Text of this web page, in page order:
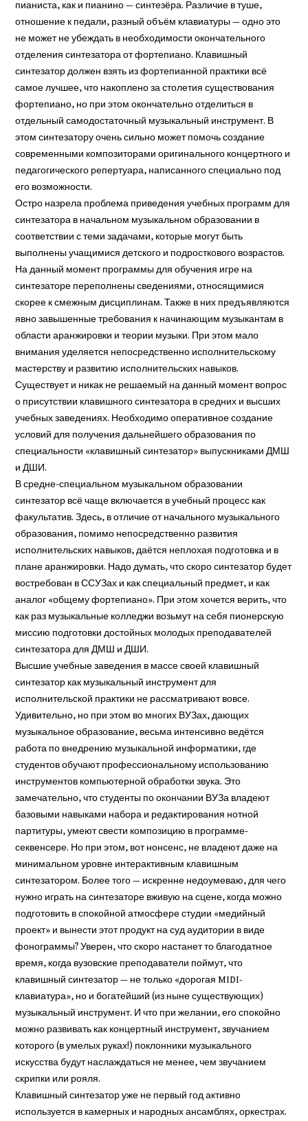
пианиста, как и пианино — синтезёра. Различие в туше,
отношение к педали, разный объём клавиатуры — одно это
не может не убеждать в необходимости окончательного
отделения синтезатора от фортепиано. Клавишный
синтезатор должен взять из фортепианной практики всё
самое лучшее, что накоплено за столетия существования
фортепиано, но при этом окончательно отделиться в
отдельный самодостаточный музыкальный инструмент. В
этом синтезатору очень сильно может помочь создание
современными композиторами оригинального концертного и
педагогического репертуара, написанного специально под
его возможности.
Остро назрела проблема приведения учебных программ для
синтезатора в начальном музыкальном образовании в
соответствии с теми задачами, которые могут быть
выполнены учащимися детского и подросткового возрастов.
На данный момент программы для обучения игре на
синтезаторе переполнены сведениями, относящимися
скорее к смежным дисциплинам. Также в них предъявляются
явно завышенные требования к начинающим музыкантам в
области аранжировки и теории музыки. При этом мало
внимания уделяется непосредственно исполнительскому
мастерству и развитию исполнительских навыков.
Существует и никак не решаемый на данный момент вопрос
о присутствии клавишного синтезатора в средних и высших
учебных заведениях. Необходимо оперативное создание
условий для получения дальнейшего образования по
специальности «клавишный синтезатор» выпускниками ДМШ
и ДШИ.
В средне-специальном музыкальном образовании
синтезатор всё чаще включается в учебный процесс как
факультатив. Здесь, в отличие от начального музыкального
образования, помимо непосредственно развития
исполнительских навыков, даётся неплохая подготовка и в
плане аранжировки. Надо думать, что скоро синтезатор будет
востребован в ССУЗах и как специальный предмет, и как
аналог «общему фортепиано». При этом хочется верить, что
как раз музыкальные колледжи возьмут на себя пионерскую
миссию подготовки достойных молодых преподавателей
синтезатора для ДМШ и ДШИ.
Высшие учебные заведения в массе своей клавишный
синтезатор как музыкальный инструмент для
исполнительской практики не рассматривают вовсе.
Удивительно, но при этом во многих ВУЗах, дающих
музыкальное образование, весьма интенсивно ведётся
работа по внедрению музыкальной информатики, где
студентов обучают профессиональному использованию
инструментов компьютерной обработки звука. Это
замечательно, что студенты по окончании ВУЗа владеют
базовыми навыками набора и редактирования нотной
партитуры, умеют свести композицию в программе-
секвенсере. Но при этом, вот нонсенс, не владеют даже на
минимальном уровне интерактивным клавишным
синтезатором. Более того — искренне недоумеваю, для чего
нужно играть на синтезаторе вживую на сцене, когда можно
подготовить в спокойной атмосфере студии «медийный
проект» и вынести этот продукт на суд аудитории в виде
фонограммы? Уверен, что скоро настанет то благодатное
время, когда вузовские преподаватели поймут, что
клавишный синтезатор — не только «дорогая MIDI-
клавиатура», но и богатейший (из ныне существующих)
музыкальный инструмент. И что при желании, его спокойно
можно развивать как концертный инструмент, звучанием
которого (в умелых руках!) поклонники музыкального
искусства будут наслаждаться не менее, чем звучанием
скрипки или рояля.
Клавишный синтезатор уже не первый год активно
используется в камерных и народных ансамблях, оркестрах.